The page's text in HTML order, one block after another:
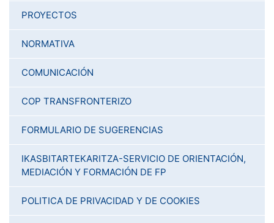
PROYECTOS
NORMATIVA
COMUNICACIÓN
COP TRANSFRONTERIZO
FORMULARIO DE SUGERENCIAS
IKASBITARTEKARITZA-SERVICIO DE ORIENTACIÓN,
MEDIACIÓN Y FORMACIÓN DE FP
POLITICA DE PRIVACIDAD Y DE COOKIES